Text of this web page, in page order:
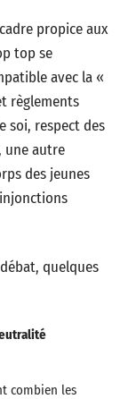
propice aux
top se
avec la «
règlements
soi, respect des
une autre
des jeunes
quelques
combien les